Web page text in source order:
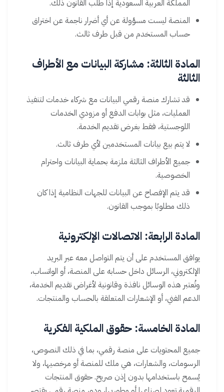
المملكة العربية السعودية إذا طلب القانون ذلك.
المنصة ليست مسؤولة عن أي أضرار ناجمة عن اختراق
حساب المستخدم من قبل طرف ثالث.
المادة الثالثة: مشاركة البيانات مع الأطراف
الثالثة
قد تشارك منصة رقمي البيانات مع شركاء خدمات لتنفيذ
العمليات، مثل بوابات الدفع أو مزودي الخدمات
اللوجستية، فقط بغرض تقديم الخدمة.
لا يتم بيع بيانات المستخدمين لأي طرف ثالث.
جميع الأطراف الثالثة ملزمة بحماية البيانات واحترام
الخصوصية.
قد يتم الإفصاح عن البيانات للجهات النظامية إذا كان
ذلك مطلوبًا بموجب القانون.
المادة الرابعة: الاتصالات الإلكترونية
يوافق المستخدم على أن يتم التواصل معه عبر البريد
الإلكتروني، الرسائل داخل حسابه على المنصة، أو الواتساب،
وتُعتبر هذه الوسائل نافذة وقانونية لأغراض تقديم الخدمة،
الدعم الفني، أو الإشعارات المتعلقة بالحساب والمنتجات.
المادة الخامسة: حقوق الملكية الفكرية
جميع المحتويات على منصة رقمي، بما في ذلك النصوص،
الرسومات، والشعارات، هي ملك للمنصة أو مرخصيها، ولا
يُسمح باستخدامها بدون إذن صريح. حقوق المنتجات